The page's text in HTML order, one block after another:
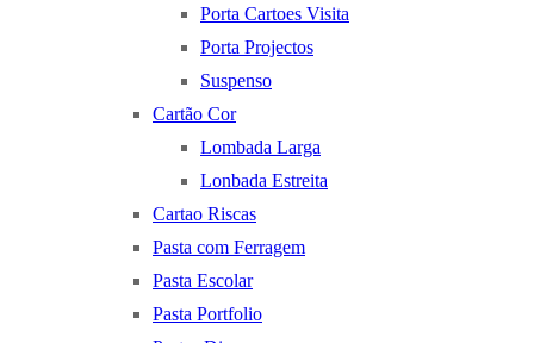
Porta Cartoes Visita
Porta Projectos
Suspenso
Cartão Cor
Lombada Larga
Lonbada Estreita
Cartao Riscas
Pasta com Ferragem
Pasta Escolar
Pasta Portfolio